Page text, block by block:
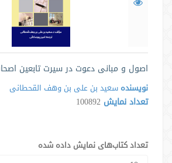
اصول و مبانی دعوت در سیرت تابعین
نویسنده سعید بن علی بن وهف القحطانی
تعداد نمایش 100892
تعداد کتاب‌های نمایش داده شده